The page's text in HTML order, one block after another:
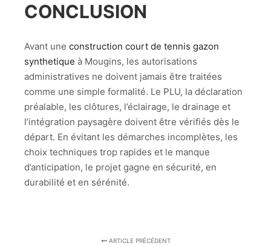
CONCLUSION
Avant une construction court de tennis gazon
synthetique à Mougins, les autorisations
administratives ne doivent jamais être traitées
comme une simple formalité. Le PLU, la déclaration
préalable, les clôtures, l’éclairage, le drainage et
l’intégration paysagère doivent être vérifiés dès le
départ. En évitant les démarches incomplètes, les
choix techniques trop rapides et le manque
d’anticipation, le projet gagne en sécurité, en
durabilité et en sérénité.
ARTICLE PRÉCÉDENT